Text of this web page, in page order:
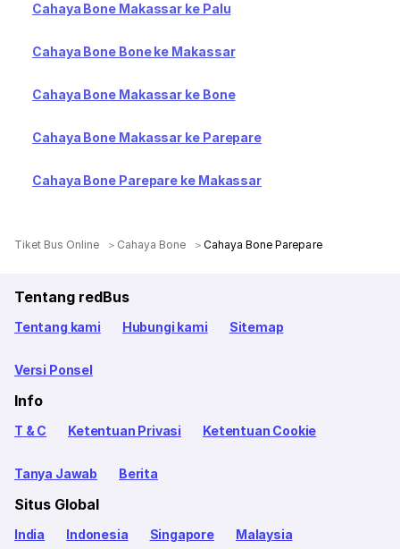
Cahaya Bone Makassar ke Palu
Cahaya Bone Bone ke Makassar
Cahaya Bone Makassar ke Bone
Cahaya Bone Makassar ke Parepare
Cahaya Bone Parepare ke Makassar
Tiket Bus Online Cahaya Bone Cahaya Bone Parepare
Tentang redBus
Tentang kami Hubungi kami Sitemap
Versi Ponsel
Info
T & C Ketentuan Privasi Ketentuan Cookie
Tanya Jawab Berita
Situs Global
India Indonesia Singapore Malaysia